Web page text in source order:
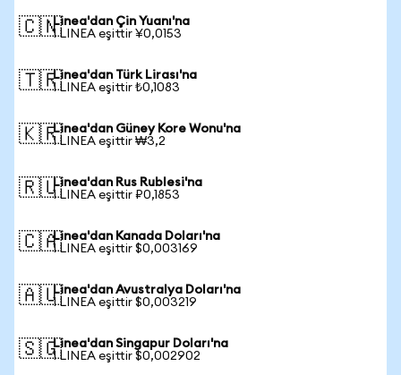
🇨🇳Linea'dan Çin Yuanı'na
1 LINEA eşittir ¥0,0153
🇹🇷Linea'dan Türk Lirası'na
1 LINEA eşittir ₺0,1083
🇰🇷Linea'dan Güney Kore Wonu'na
1 LINEA eşittir ₩3,2
🇷🇺Linea'dan Rus Rublesi'na
1 LINEA eşittir ₽0,1853
🇨🇦Linea'dan Kanada Doları'na
1 LINEA eşittir $0,003169
🇦🇺Linea'dan Avustralya Doları'na
1 LINEA eşittir $0,003219
🇸🇬Linea'dan Singapur Doları'na
1 LINEA eşittir $0,002902